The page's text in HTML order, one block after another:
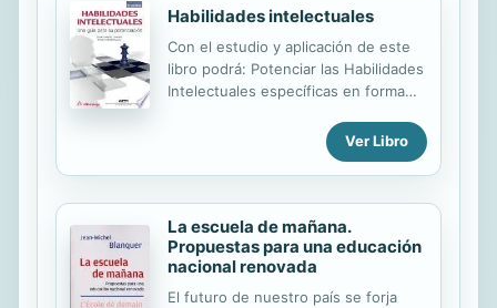
Habilidades intelectuales
Con el estudio y aplicación de este
libro podrá: Potenciar las Habilidades
Intelectuales específicas en forma
tanto para docentes como para
cualquier persona que desee
potenciarlas. Elaborar acciones
prácticas y estructurar proyectos
específicos de trabajo para el aula en
forma individual y colegiada.
Ver Libro
La escuela de mañana.
Propuestas para una educación
nacional renovada
El futuro de nuestro país se forja